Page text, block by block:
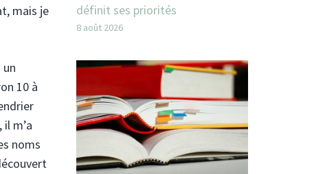
mais je
10 à
m’a
noms
définit ses priorités
8 août 2026